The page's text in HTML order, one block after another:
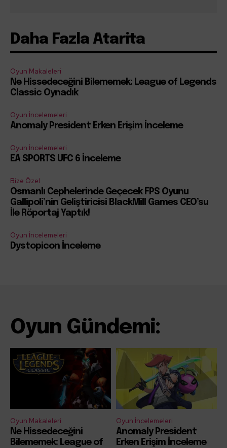
Daha Fazla Atarita
Oyun Makaleleri
Ne Hissedeceğini Bilememek: League of Legends
Classic Oynadık
Oyun İncelemeleri
Anomaly President Erken Erişim İnceleme
Oyun İncelemeleri
EA SPORTS UFC 6 İnceleme
Bize Özel
Osmanlı Cephelerinde Geçecek FPS Oyunu
Gallipoli’nin Geliştiricisi BlackMill Games CEO’su
İle Röportaj Yaptık!
Oyun İncelemeleri
Dystopicon İnceleme
Oyun Gündemi:
Oyun Makaleleri
Ne Hissedeceğini
Bilememek: League of
Oyun İncelemeleri
Anomaly President
Erken Erişim İnceleme